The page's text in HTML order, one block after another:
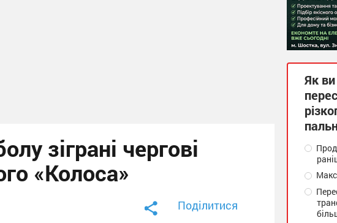
зіграні чергові
«Колоса»
Поділитися
Як